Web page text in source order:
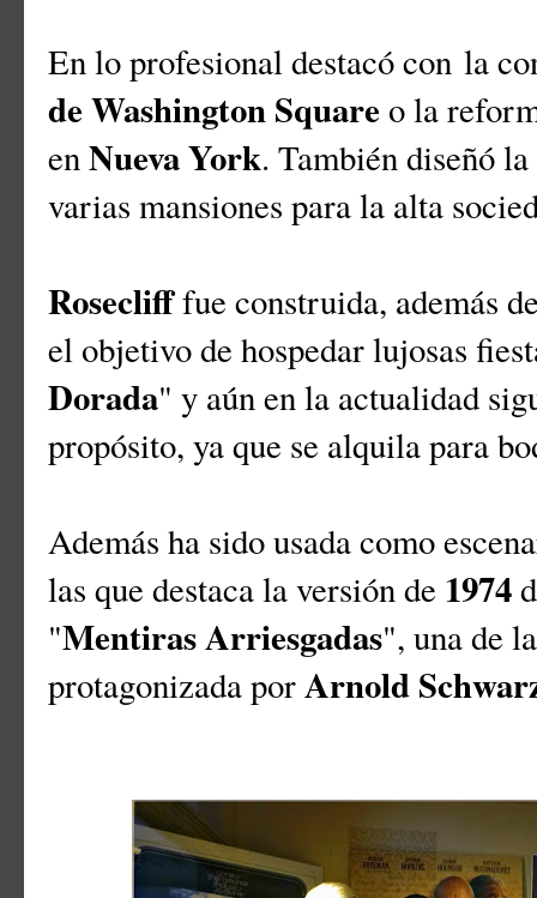
En lo profesional destacó con la
de Washington Square o la
enNueva York. También diseñó la
varias mansiones para la alta
Roseclifffue construida, además
el objetivo de hospedar lujosas
Dorada" y aún en la actualidad
propósito, ya que se alquila para
Además ha sido usada como
las que destaca la versión de 1974
"Mentiras Arriesgadas", una de
protagonizada porArnold